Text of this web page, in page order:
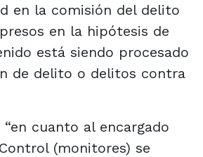
en la comisión del delito
en la hipótesis de
está siendo procesado
de delito o delitos contra
cuanto al encargado
(monitores) se